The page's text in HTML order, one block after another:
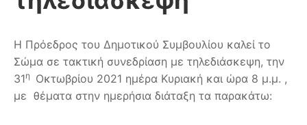
Η Πρόεδρος του Δημοτικού Συμβουλίου καλεί το
Σώμα σε τακτική συνεδρίαση με τηλεδιάσκεψη, την
31η
Οκτωβρίου 2021 ημέρα Κυριακή και ώρα 8 μ.μ. ,
με θέματα στην ημερήσια διάταξη τα παρακάτω: